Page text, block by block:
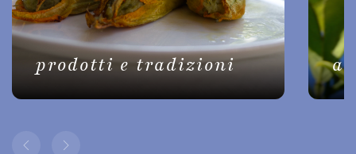
prodotti e tradizioni